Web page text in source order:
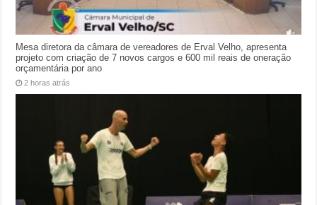
Mesa diretora da câmara de vereadores de Erval Velho, apresenta
projeto com criação de 7 novos cargos e 600 mil reais de oneração
orçamentária por ano
2 horas atrás